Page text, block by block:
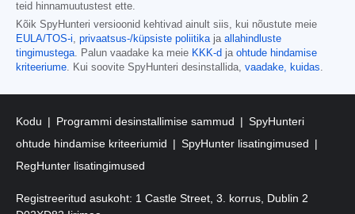
teid hinnamuutustest ette.
Kõik SpyHunteri versioonid kehtivad ainult siis, kui nõustute meie
EULA/TOS-i, privaatsus-/küpsiste poliitikaja allahindluste
tingimustega. Palun vaadake ka meie KKK-d ja ohtude hindamise
kriteeriume. Kui soovite SpyHunteri desinstallida, vaadake, kuidas.
Kodu Programmi desinstallimise sammud
SpyHunteri
ohtude hindamise kriteeriumid
SpyHunter lisatingimused
RegHunter lisatingimused
Registreeritud asukoht: 1 Castle Street, 3. korrus, Dublin 2